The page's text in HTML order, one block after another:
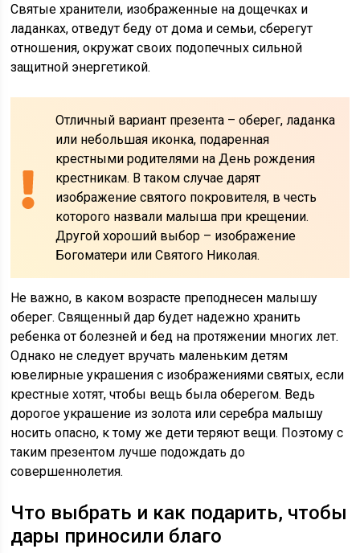
Святые хранители, изображенные на дощечках и
ладанках, отведут беду от дома и семьи, сберегут
отношения, окружат своих подопечных сильной
защитной энергетикой.
Отличный вариант презента – оберег, ладанка
или небольшая иконка, подаренная
крестными родителями на День рождения
крестникам. В таком случае дарят
изображение святого покровителя, в честь
которого назвали малыша при крещении.
Другой хороший выбор – изображение
Богоматери или Святого Николая.
Не важно, в каком возрасте преподнесен малышу
оберег. Священный дар будет надежно хранить
ребенка от болезней и бед на протяжении многих лет.
Однако не следует вручать маленьким детям
ювелирные украшения с изображениями святых, если
крестные хотят, чтобы вещь была оберегом. Ведь
дорогое украшение из золота или серебра малышу
носить опасно, к тому же дети теряют вещи. Поэтому с
таким презентом лучше подождать до
совершеннолетия.
Что выбрать и как подарить, чтобы
дары приносили благо